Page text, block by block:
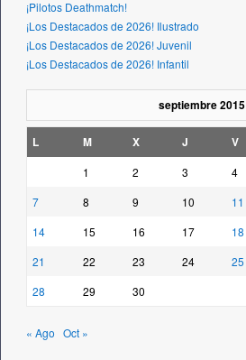
¡Pilotos Deathmatch!
¡Los Destacados de 2026! Ilustrado
¡Los Destacados de 2026! Juvenil
¡Los Destacados de 2026! Infantil
septiembre 2015
L M X J V
1 2 3 4
7
8 9 10 11
14
15 16 17 18
21
22 23 24 25
28
29 30
« Ago Oct »